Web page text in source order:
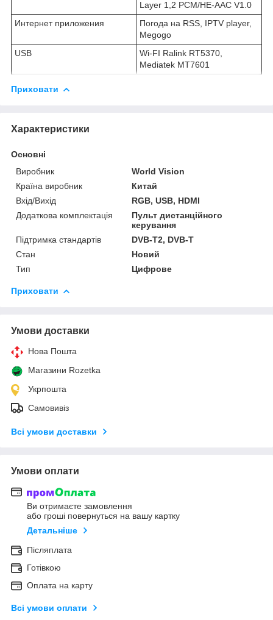
Layer 1,2 PCM/HE-AAC V1.0
Интернет приложения
Погода на RSS, IPTV player,
Megogo
USB
Wi-FI Ralink RT5370,
Mediatek MT7601
Приховати
Характеристики
Основні
Виробник
World Vision
Країна виробник
Китай
Вхід/Вихід
RGB, USB, HDMI
Додаткова комплектація
Пульт дистанційного
керування
Підтримка стандартів
DVB-T2, DVB-T
Стан
Новий
Тип
Цифрове
Приховати
Умови доставки
Нова Пошта
Магазини Rozetka
Укрпошта
Самовивіз
Всі умови доставки
Умови оплати
Ви отримаєте замовлення
або гроші повернуться на вашу картку
Детальніше
Післяплата
Готівкою
Оплата на карту
Всі умови оплати